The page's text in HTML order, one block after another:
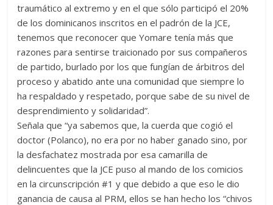
traumático al extremo y en el que sólo participó el 20%
de los dominicanos inscritos en el padrón de la JCE,
tenemos que reconocer que Yomare tenía más que
razones para sentirse traicionado por sus compañeros
de partido, burlado por los que fungían de árbitros del
proceso y abatido ante una comunidad que siempre lo
ha respaldado y respetado, porque sabe de su nivel de
desprendimiento y solidaridad”.
Señala que “ya sabemos que, la cuerda que cogió el
doctor (Polanco), no era por no haber ganado sino, por
la desfachatez mostrada por esa camarilla de
delincuentes que la JCE puso al mando de los comicios
en la circunscripción #1 y que debido a que eso le dio
ganancia de causa al PRM, ellos se han hecho los “chivos